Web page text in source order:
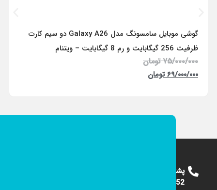
گوشی موبایل سامسونگ مدل Galaxy A26 دو سیم کارت
ظرفیت 256 گیگابایت و رم 8 گیگابایت – ویتنام
۷۵/۰۰۰/۰۰۰ تومان
۶۹/۰۰۰/۰۰۰ تومان
پشتیبانی
09124375652